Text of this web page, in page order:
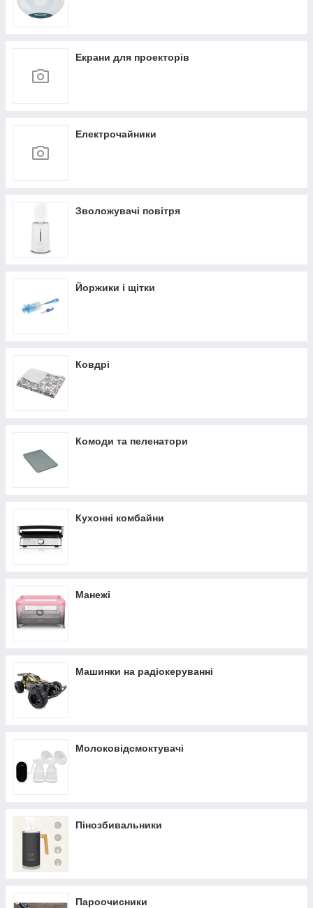
Екрани для проекторів
Електрочайники
Зволожувачі повітря
Йоржики і щітки
Ковдрі
Комоди та пеленатори
Кухонні комбайни
Манежі
Машинки на радіокеруванні
Молоковідсмоктувачі
Пінозбивальники
Пароочисники